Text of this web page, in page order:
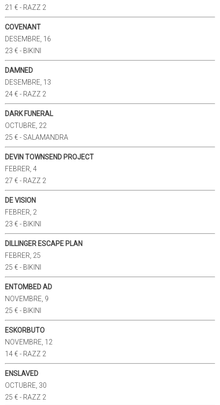
21 € - RAZZ 2
COVENANT
DESEMBRE, 16
23 € - BIKINI
DAMNED
DESEMBRE, 13
24 € - RAZZ 2
DARK FUNERAL
OCTUBRE, 22
25 € - SALAMANDRA
DEVIN TOWNSEND PROJECT
FEBRER, 4
27 € - RAZZ 2
DE VISION
FEBRER, 2
23 € - BIKINI
DILLINGER ESCAPE PLAN
FEBRER, 25
25 € - BIKINI
ENTOMBED AD
NOVEMBRE, 9
25 € - BIKINI
ESKORBUTO
NOVEMBRE, 12
14 € - RAZZ 2
ENSLAVED
OCTUBRE, 30
25 € - RAZZ 2